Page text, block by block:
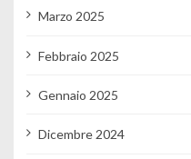
Marzo 2025
Febbraio 2025
Gennaio 2025
Dicembre 2024